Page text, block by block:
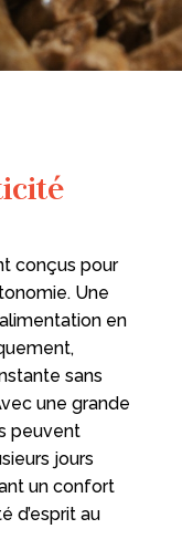
conçus pour
Une
en
sans
une grande
peuvent
jours
un confort
d’esprit au